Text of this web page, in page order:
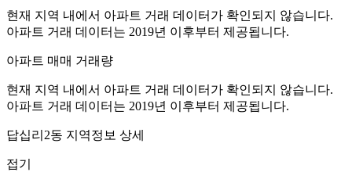
현재 지역 내에서 아파트 거래 데이터가 확인되지 않습니다.
아파트 거래 데이터는 2019년 이후부터 제공됩니다.
아파트 매매 거래량
현재 지역 내에서 아파트 거래 데이터가 확인되지 않습니다.
아파트 거래 데이터는 2019년 이후부터 제공됩니다.
답십리2동 지역정보 상세
접기